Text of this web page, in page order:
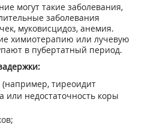
могут такие заболевания,
заболевания
муковисцидоз, анемия.
химиотерапию или лучевую
в пубертатный период.
тиреоидит
или недостаточность коры